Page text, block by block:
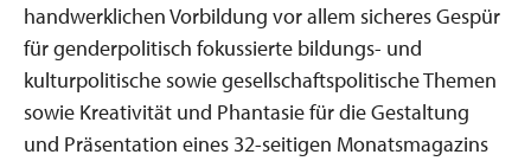
handwerklichen Vorbildung vor allem sicheres Gespür
für genderpolitisch fokussierte bildungs- und
kulturpolitische sowie gesellschaftspolitische Themen
sowie Kreativität und Phantasie für die Gestaltung
und Präsentation eines 32-seitigen Monatsmagazins